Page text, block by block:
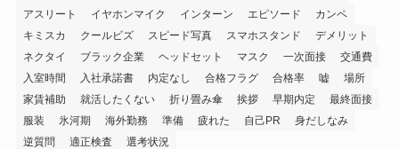
アスリート
イヤホンマイク インターン エピソード
カンペ
キミスカ
クールビズ スピード写真 スマホスタンド
デメリット
ネクタイ
ブラック企業 ヘッドセット マスク 一次面接
交通費
入室時間
入社承諾書 内定なし 合格フラグ 合格率 嘘
場所
家賃補助
就活したくない 折り畳み傘 挨拶 早期内定
最終面接
服装
氷河期 海外勤務 準備 疲れた 自己PR
身だしなみ
逆質問
適正検査 選考状況